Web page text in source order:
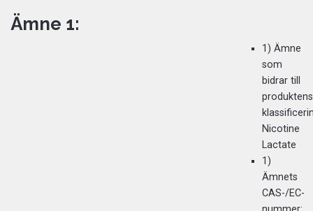
Ämne 1:
1) Ämne
som
bidrar till
produktens
Nicotine
Lactate
1)
Ämnets
CAS-/EC-